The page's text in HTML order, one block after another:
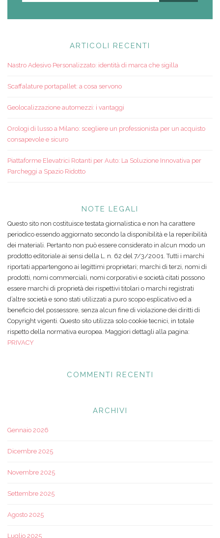
ARTICOLI RECENTI
Nastro Adesivo Personalizzato: identità di marca che sigilla
Scaffalature portapallet: a cosa servono
Geolocalizzazione automezzi: i vantaggi
Orologi di lusso a Milano: scegliere un professionista per un acquisto
consapevole e sicuro
Piattaforme Elevatrici Rotanti per Auto: La Soluzione Innovativa per
Parcheggi a Spazio Ridotto
NOTE LEGALI
Questo sito non costituisce testata giornalistica e non ha carattere
periodico essendo aggiornato secondo la disponibilità e la reperibilità
dei materiali. Pertanto non può essere considerato in alcun modo un
prodotto editoriale ai sensi della L. n. 62 del 7/3/2001. Tutti i marchi
riportati appartengono ai legittimi proprietari; marchi di terzi, nomi di
prodotti, nomi commerciali, nomi corporativi e società citati possono
essere marchi di proprietà dei rispettivi titolari o marchi registrati
d’altre società e sono stati utilizzati a puro scopo esplicativo ed a
beneficio del possessore, senza alcun fine di violazione dei diritti di
Copyright vigenti. Questo sito utilizza solo cookie tecnici, in totale
rispetto della normativa europea. Maggiori dettagli alla pagina:
PRIVACY
COMMENTI RECENTI
ARCHIVI
Gennaio 2026
Dicembre 2025
Novembre 2025
Settembre 2025
Agosto 2025
Luglio 2025